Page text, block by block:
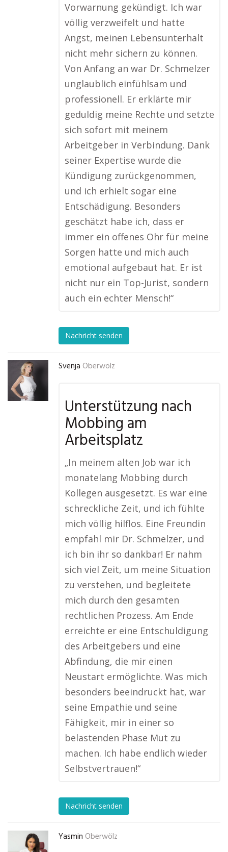
Vorwarnung gekündigt. Ich war
völlig verzweifelt und hatte
Angst, meinen Lebensunterhalt
nicht mehr sichern zu können.
Von Anfang an war Dr. Schmelzer
unglaublich einfühlsam und
professionell. Er erklärte mir
geduldig meine Rechte und setzte
sich sofort mit meinem
Arbeitgeber in Verbindung. Dank
seiner Expertise wurde die
Kündigung zurückgenommen,
und ich erhielt sogar eine
Entschädigung. Besonders
geschätzt habe ich, dass er
immer ein offenes Ohr für meine
Sorgen hatte und mich auch
emotional aufgebaut hat. Er ist
nicht nur ein Top-Jurist, sondern
auch ein echter Mensch!“
Nachricht senden
Svenja Oberwölz
Unterstützung nach
Mobbing am
Arbeitsplatz
„In meinem alten Job war ich
monatelang Mobbing durch
Kollegen ausgesetzt. Es war eine
schreckliche Zeit, und ich fühlte
mich völlig hilflos. Eine Freundin
empfahl mir Dr. Schmelzer, und
ich bin ihr so dankbar! Er nahm
sich viel Zeit, um meine Situation
zu verstehen, und begleitete
mich durch den gesamten
rechtlichen Prozess. Am Ende
erreichte er eine Entschuldigung
des Arbeitgebers und eine
Abfindung, die mir einen
Neustart ermöglichte. Was mich
besonders beeindruckt hat, war
seine Empathie und seine
Fähigkeit, mir in einer so
belastenden Phase Mut zu
machen. Ich habe endlich wieder
Selbstvertrauen!“
Nachricht senden
Yasmin Oberwölz